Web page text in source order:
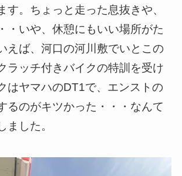
す。ちょっと走った息抜きや、
・いや、休憩にもいい場所がた
えば、河口の河川敷でいとこの
ラッチ付きバイクの特訓を受け
はヤマハのDT1で、エンストの
るのがキツかった・・・なんて
ました。